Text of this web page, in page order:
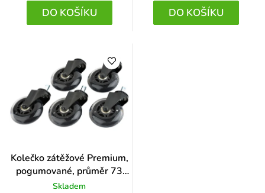
DO KOŠÍKU DO KOŠÍKU
Kolečko zátěžové Premium,
pogumované, průměr 73
mm, čep 11 mm
Skladem